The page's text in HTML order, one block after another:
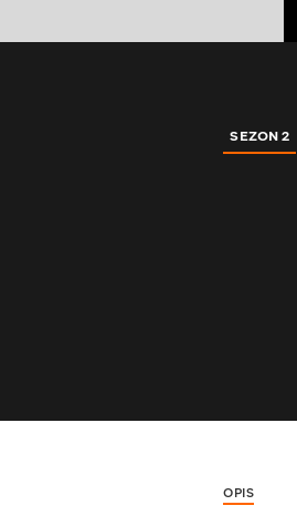
SEZON 2
OPIS